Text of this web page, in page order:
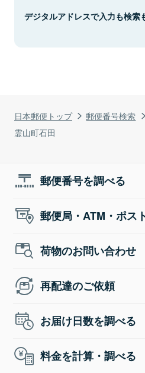
日本郵便トップ 郵便番号検索
霊山町石田
デジタルアドレスで入力も検索
郵便番号を調べる
郵便局・ATM・ポス
荷物のお問い合わせ
再配達のご依頼
お届け日数を調べる
料金を計算・調べる